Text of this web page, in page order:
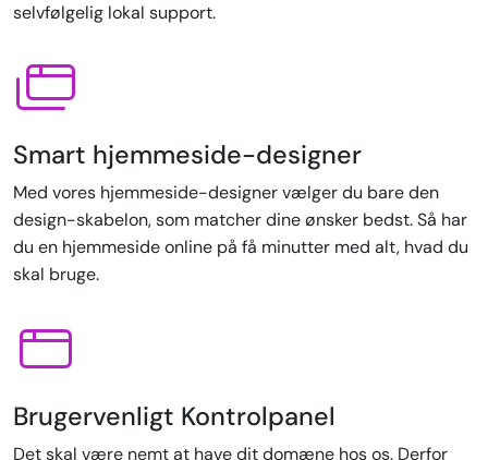
selvfølgelig lokal support.
Smart hjemmeside-designer
Med vores hjemmeside-designer vælger du bare den
design-skabelon, som matcher dine ønsker bedst. Så har
du en hjemmeside online på få minutter med alt, hvad du
skal bruge.
Brugervenligt Kontrolpanel
Det skal være nemt at have dit domæne hos os. Derfor